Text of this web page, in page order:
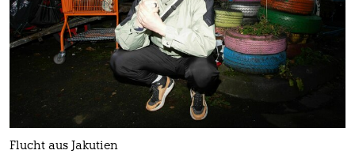
kultur
sport
nord
Flucht aus Jakutien